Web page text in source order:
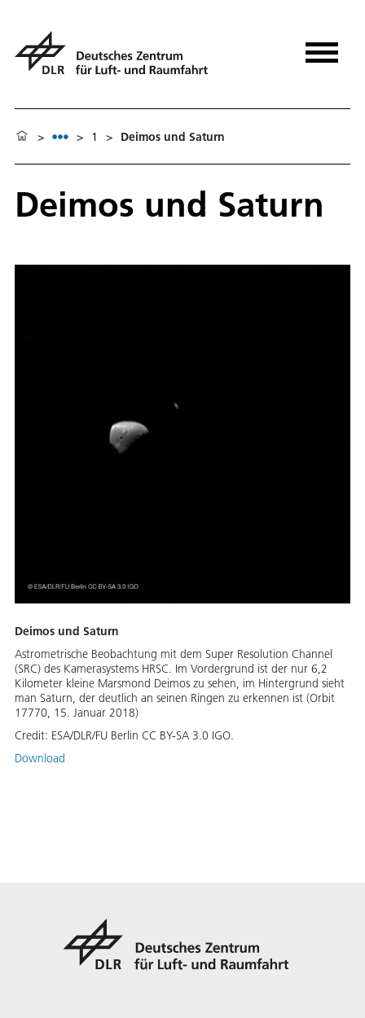
> > 1 > Deimos und Saturn
Deimos und Saturn
Deimos und Saturn
Astrometrische Beobachtung mit dem Super Resolution Channel
(SRC) des Kamerasystems HRSC. Im Vordergrund ist der nur 6,2
Kilometer kleine Marsmond Deimos zu sehen, im Hintergrund sieht
man Saturn, der deutlich an seinen Ringen zu erkennen ist (Orbit
17770, 15. Januar 2018)
Credit: ESA/DLR/FU Berlin CC BY-SA 3.0 IGO.
Download